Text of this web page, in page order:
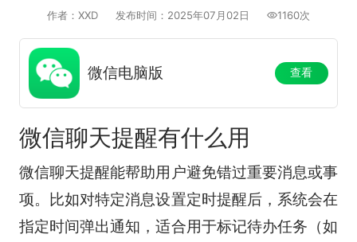
作者：XXD 发布时间：2025年07月02日 1160次
微信电脑版 查看
微信聊天提醒有什么用
微信聊天提醒能帮助用户避免错过重要消息或事
项。比如对特定消息设置定时提醒后，系统会在
指定时间弹出通知，适合用于标记待办任务（如